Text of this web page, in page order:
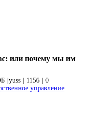
или почему мы им
yuss 1156
0
управление